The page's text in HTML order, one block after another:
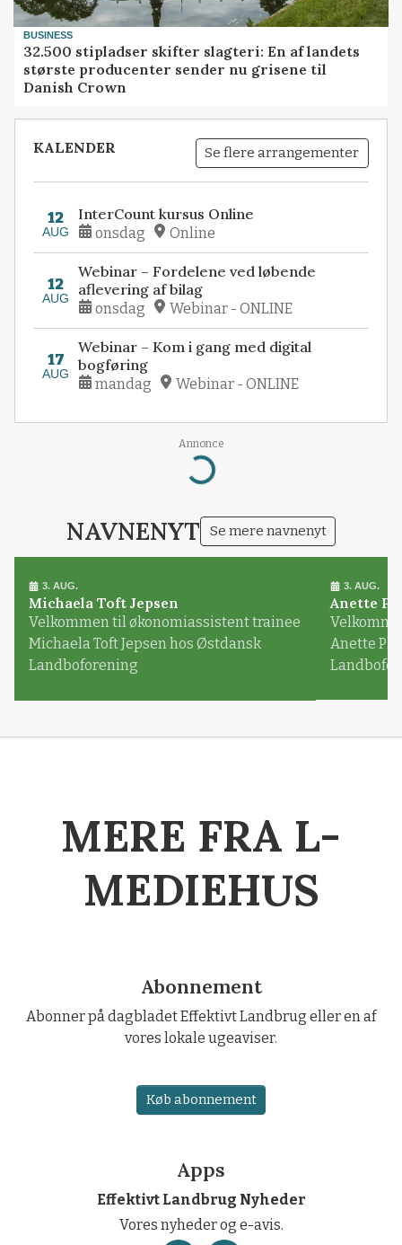
BUSINESS
32.500 stipladser skifter slagteri: En af landets
største producenter sender nu grisene til
Danish Crown
KALENDER Se flere arrangementer
12
AUG
InterCount kursus Online
onsdag Online
12
AUG
Webinar – Fordelene ved løbende
aflevering af bilag
onsdag Webinar - ONLINE
17
AUG
Webinar – Kom i gang med digital
bogføring
mandag Webinar - ONLINE
Annonce
Loading...
NAVNENYT Se mere navnenyt
3. AUG.
Michaela Toft Jepsen
Velkommen til økonomiassistent trainee
Michaela Toft Jepsen hos Østdansk
Landboforening
3. AUG.
Anette
Anette
MERE FRA L-
MEDIEHUS
Abonnement
Abonner på dagbladet Effektivt Landbrug eller en af
vores lokale ugeaviser.
Køb abonnement
Apps
Effektivt Landbrug Nyheder
Vores nyheder og e-avis.